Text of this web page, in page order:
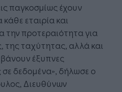
παγκοσμίως έχουν
εταιρία και
την προτεραιότητα για
της ταχύτητας, αλλά και
έξυπνες
δεδομένα», δήλωσε ο
Διευθύνων